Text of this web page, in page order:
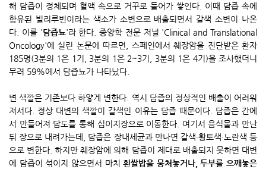
해 담즙이 정체되며 혈액 속으로 거꾸로 들어가 쌓인다. 이때 담즙 속에
함유된 빌리루빈이라는 색소가 소변으로 배출되면서 갈색 소변이 나온
다. 이를 '담즙뇨'라 한다. 종양학 전문 저널 'Clinical and Translational
Oncology'에 실린 논문에 따르면, 스페인에서 췌장암을 진단받은 환자
185명(3분의 1은 1기, 3분의 1은 2~3기, 3분의 1은 4기)을 조사했더니
무려 59%에서 담즙뇨가 나타났다.
변 색깔은 기존보다 하얗게 변한다. 역시 담즙의 정상적인 배출이 어려워
져서다. 정상 대변의 색깔이 갈색인 이유는 담즙 때문이다. 담즙은 간에
서 만들어져 담도를 통해 십이지장으로 이동한다. 여기서 음식물과 만난
뒤 장으로 내려가는데, 담즙은 장내세균과 만나면 갈색·황토색·노란색 등
으로 변한다. 하지만 췌장암에 의해 담즙이 제대로 배출되지 못하면 대변
에 담즙이 섞이지 않으면서 마치흰쌀밥을 뭉쳐놓거나, 두부를 으깨놓은